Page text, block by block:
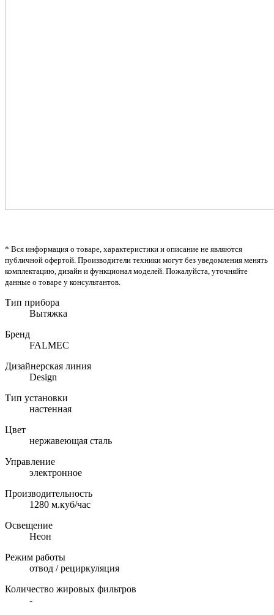
* Вся информация о товаре, характеристики и описание не являются
публичной офертой. Производители техники могут без уведомления менять
комплектацию, дизайн и функционал моделей. Пожалуйста, уточняйте
данные о товаре у консультантов.
Тип прибора
Вытяжка
Бренд
FALMEC
Дизайнерская линия
Design
Тип установки
настенная
Цвет
нержавеющая сталь
Управление
электронное
Производительность
1280 м.куб/час
Освещение
Неон
Режим работы
отвод / рециркуляция
Количество жировых фильтров
-